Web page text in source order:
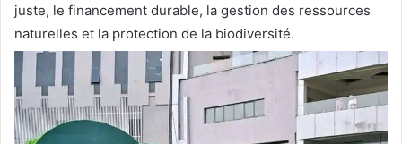
juste, le financement durable, la gestion des ressources
naturelles et la protection de la biodiversité.